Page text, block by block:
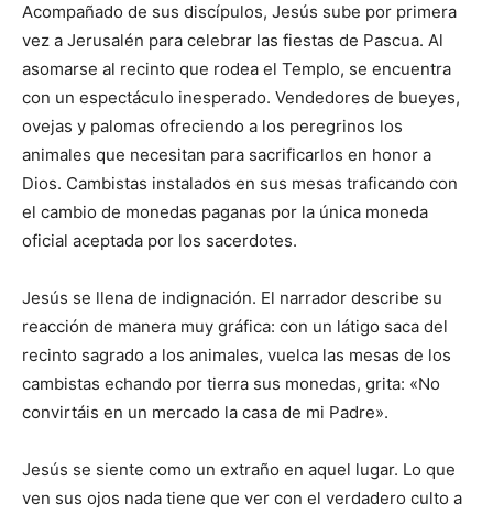
Acompañado de sus discípulos, Jesús sube por primera
vez a Jerusalén para celebrar las fiestas de Pascua. Al
asomarse al recinto que rodea el Templo, se encuentra
con un espectáculo inesperado. Vendedores de bueyes,
ovejas y palomas ofreciendo a los peregrinos los
animales que necesitan para sacrificarlos en honor a
Dios. Cambistas instalados en sus mesas traficando con
el cambio de monedas paganas por la única moneda
oficial aceptada por los sacerdotes.
Jesús se llena de indignación. El narrador describe su
reacción de manera muy gráfica: con un látigo saca del
recinto sagrado a los animales, vuelca las mesas de los
cambistas echando por tierra sus monedas, grita: «No
convirtáis en un mercado la casa de mi Padre».
Jesús se siente como un extraño en aquel lugar. Lo que
ven sus ojos nada tiene que ver con el verdadero culto a